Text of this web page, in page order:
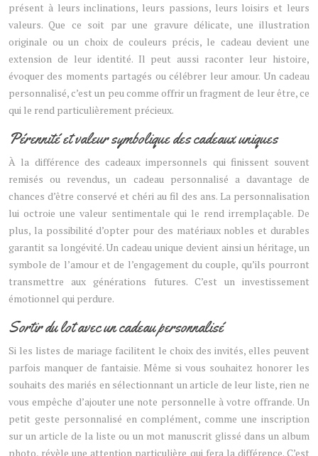
présent à leurs inclinations, leurs passions, leurs loisirs et leurs
valeurs. Que ce soit par une gravure délicate, une illustration
originale ou un choix de couleurs précis, le cadeau devient une
extension de leur identité. Il peut aussi raconter leur histoire,
évoquer des moments partagés ou célébrer leur amour. Un cadeau
personnalisé, c’est un peu comme offrir un fragment de leur être, ce
qui le rend particulièrement précieux.
Pérennité et valeur symbolique des cadeaux uniques
À la différence des cadeaux impersonnels qui finissent souvent
remisés ou revendus, un cadeau personnalisé a davantage de
chances d’être conservé et chéri au fil des ans. La personnalisation
lui octroie une valeur sentimentale qui le rend irremplaçable. De
plus, la possibilité d’opter pour des matériaux nobles et durables
garantit sa longévité. Un cadeau unique devient ainsi un héritage, un
symbole de l’amour et de l’engagement du couple, qu’ils pourront
transmettre aux générations futures. C’est un investissement
émotionnel qui perdure.
Sortir du lot avec un cadeau personnalisé
Si les listes de mariage facilitent le choix des invités, elles peuvent
parfois manquer de fantaisie. Même si vous souhaitez honorer les
souhaits des mariés en sélectionnant un article de leur liste, rien ne
vous empêche d’ajouter une note personnelle à votre offrande. Un
petit geste personnalisé en complément, comme une inscription
sur un article de la liste ou un mot manuscrit glissé dans un album
photo, révèle une attention particulière qui fera la différence. C’est